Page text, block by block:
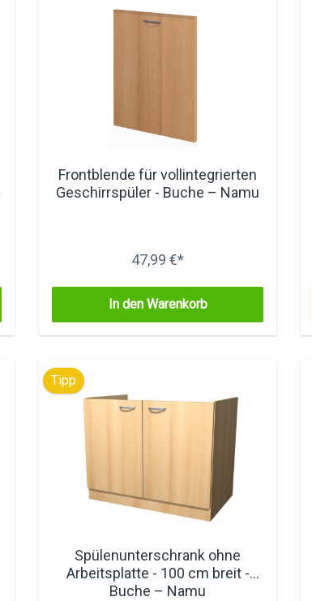
Frontblende für vollintegrierten
Geschirrspüler - Buche – Namu
47,99 €*
In den Warenkorb
Tipp
Spülenunterschrank ohne
Arbeitsplatte - 100 cm breit -
Buche – Namu